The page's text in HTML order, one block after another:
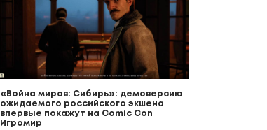
«Война миров: Сибирь»: демоверсию
ожидаемого российского экшена
впервые покажут на Comic Con
Игромир